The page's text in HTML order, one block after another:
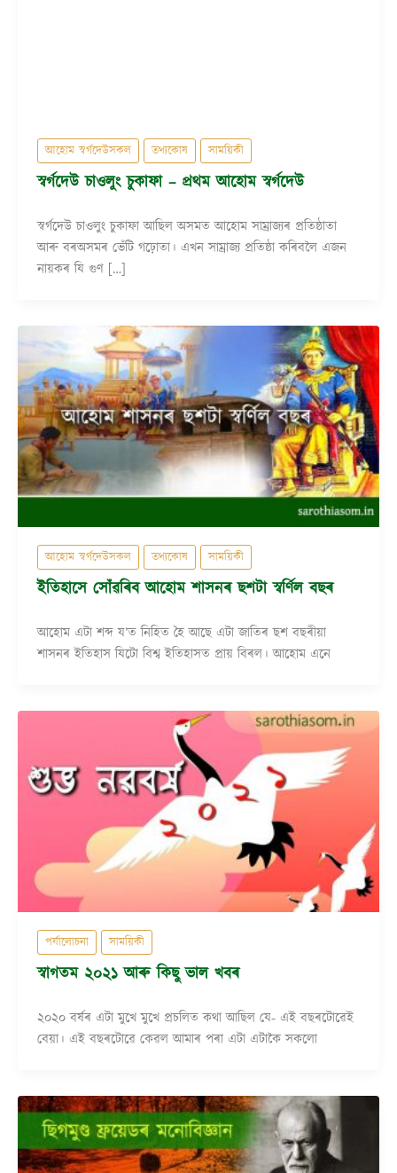
আহোম স্বৰ্গদেউসকল তথ্যকোষ সাময়িকী
স্বৰ্গদেউ চাওলুং চুকাফা – প্ৰথম আহোম স্বৰ্গদেউ
স্বৰ্গদেউ চাওলুং চুকাফা আছিল অসমত আহোম সাম্ৰাজ্যৰ প্ৰতিষ্ঠাতা
আৰু বৰঅসমৰ ভেঁটি গঢ়োতা। এখন সাম্ৰাজ্য প্ৰতিষ্ঠা কৰিবলৈ এজন
নায়কৰ যি গুণ […]
আহোম স্বৰ্গদেউসকল তথ্যকোষ সাময়িকী
ইতিহাসে সোঁৱৰিব আহোম শাসনৰ ছশটা স্বৰ্ণিল বছৰ
আহোম এটা শব্দ য’ত নিহিত হৈ আছে এটা জাতিৰ ছশ বছৰীয়া
শাসনৰ ইতিহাস যিটো বিশ্ব ইতিহাসত প্ৰায় বিৰল। আহোম এনে
পৰ্যালোচনা সাময়িকী
স্বাগতম ২০২১ আৰু কিছু ভাল খবৰ
২০২০ বৰ্ষৰ এটা মুখে মুখে প্ৰচলিত কথা আছিল যে- এই বছৰটোৱেই
বেয়া। এই বছৰটোৱে কেৱল আমাৰ পৰা এটা এটাকৈ সকলো